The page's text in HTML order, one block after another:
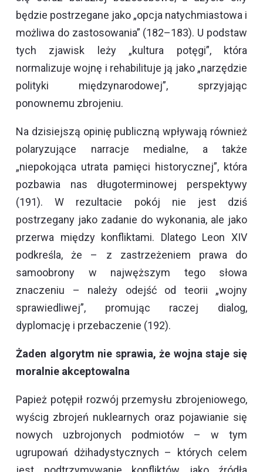
będzie postrzegane jako „opcja natychmiastowa i
możliwa do zastosowania” (182–183). U podstaw
tych zjawisk leży „kultura potęgi”, która
normalizuje wojnę i rehabilituje ją jako „narzędzie
polityki międzynarodowej”, sprzyjając
ponownemu zbrojeniu.
Na dzisiejszą opinię publiczną wpływają również
polaryzujące narracje medialne, a także
„niepokojąca utrata pamięci historycznej”, która
pozbawia nas długoterminowej perspektywy
(191). W rezultacie pokój nie jest dziś
postrzegany jako zadanie do wykonania, ale jako
przerwa między konfliktami. Dlatego Leon XIV
podkreśla, że – z zastrzeżeniem prawa do
samoobrony w najwęższym tego słowa
znaczeniu – należy odejść od teorii „wojny
sprawiedliwej”, promując raczej dialog,
dyplomację i przebaczenie (192).
Żaden algorytm nie sprawia, że wojna staje się
moralnie akceptowalna
Papież potępił rozwój przemysłu zbrojeniowego,
wyścig zbrojeń nuklearnych oraz pojawianie się
nowych uzbrojonych podmiotów – w tym
ugrupowań dżihadystycznych – których celem